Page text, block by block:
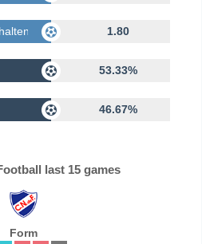
1.80
53.33%
46.67%
last 15 games
Form